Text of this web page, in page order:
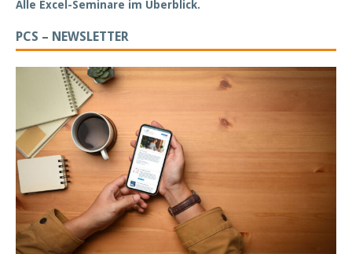
Alle Excel-Seminare im Überblick.
PCS – NEWSLETTER